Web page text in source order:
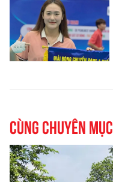
Cùng chuyên mục